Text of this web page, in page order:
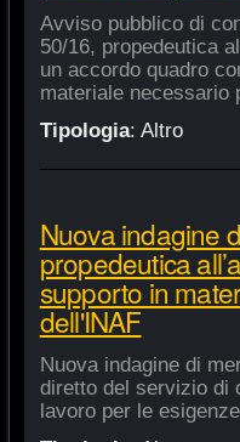
Avviso pubblico di
50/16, propedeutica
un accordo quadro
materiale necessario
Tipologia: Altro
Nuova indagine
propedeutica
supporto in
dell'INAF
Nuova indagine di
diretto del servizio di
lavoro per le